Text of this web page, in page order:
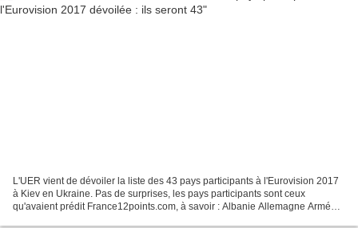
L'UER vient de dévoiler la liste des 43 pays participants à l'Eurovision 2017
à Kiev en Ukraine. Pas de surprises, les pays participants sont ceux
qu'avaient prédit France12points.com, à savoir : Albanie Allemagne Arménie